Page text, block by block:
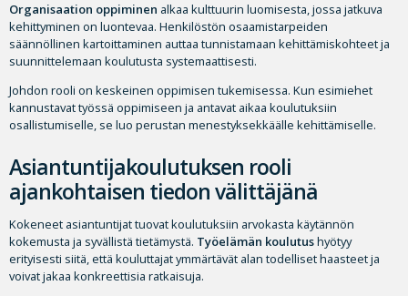
Organisaation oppiminen alkaa kulttuurin luomisesta, jossa jatkuva
kehittyminen on luontevaa. Henkilöstön osaamistarpeiden
säännöllinen kartoittaminen auttaa tunnistamaan kehittämiskohteet ja
suunnittelemaan koulutusta systemaattisesti.
Johdon rooli on keskeinen oppimisen tukemisessa. Kun esimiehet
kannustavat työssä oppimiseen ja antavat aikaa koulutuksiin
osallistumiselle, se luo perustan menestyksekkäälle kehittämiselle.
Asiantuntijakoulutuksen rooli
ajankohtaisen tiedon välittäjänä
Kokeneet asiantuntijat tuovat koulutuksiin arvokasta käytännön
kokemusta ja syvällistä tietämystä. Työelämän koulutushyötyy
erityisesti siitä, että kouluttajat ymmärtävät alan todelliset haasteet ja
voivat jakaa konkreettisia ratkaisuja.